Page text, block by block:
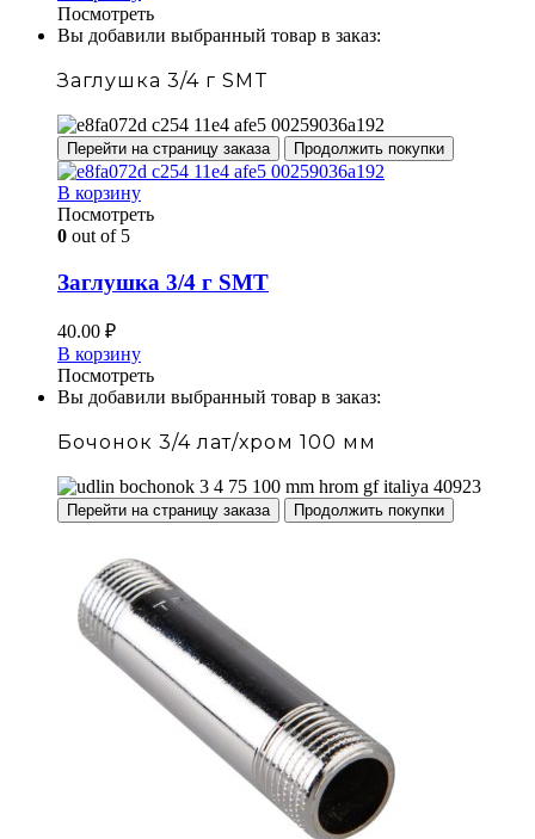
Посмотреть
Вы добавили выбранный товар в заказ:
Заглушка 3/4 г SMT
Перейти на страницу заказа Продолжить покупки
В корзину
Посмотреть
0 out of 5
Заглушка 3/4 г SMT
40.00 ₽
В корзину
Посмотреть
Вы добавили выбранный товар в заказ:
Бочонок 3/4 лат/хром 100 мм
Перейти на страницу заказа Продолжить покупки